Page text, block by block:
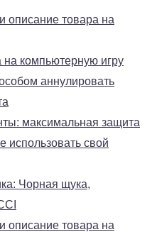
описание товара на
на компьютерную игру
аннулировать
максимальная защита
использовать свой
Чорная щука,
описание товара на